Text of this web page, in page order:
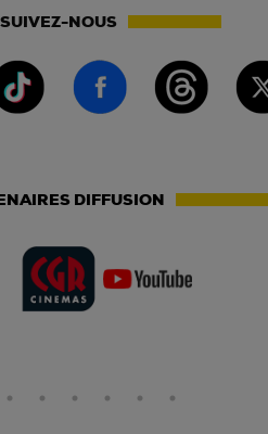
SUIVEZ-NOUS
DIFFUSION